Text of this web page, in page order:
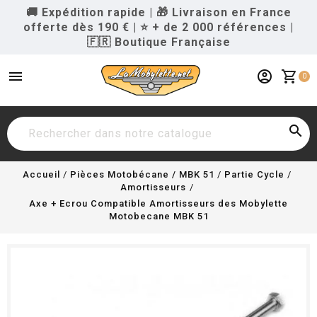
🚚 Expédition rapide | 🎁 Livraison en France
offerte dès 190 € | ⭐ + de 2 000 références |
🇫🇷 Boutique Française
menu shopping_cart 0
account_circle

Accueil Pièces Motobécane / MBK 51
Partie Cycle
Amortisseurs
Axe + Ecrou Compatible Amortisseurs des Mobylette
Motobecane MBK 51